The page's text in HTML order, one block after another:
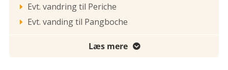
 Evt. vandring til Periche
 Evt. vanding til Pangboche
Læs mere 